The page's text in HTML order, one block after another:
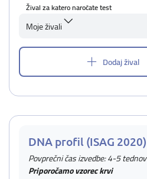
Žival za katero naročate test
Moje živali
Dodaj žival
DNA profil (ISAG 2020)
Povprečni čas izvedbe: 4-5 tednov
Priporočamo vzorec krvi